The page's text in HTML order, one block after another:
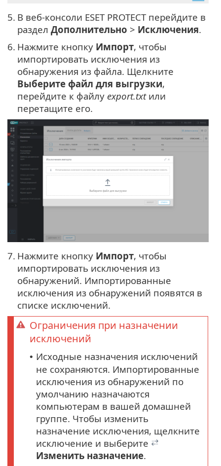
5. В веб-консоли ESET PROTECT перейдите в
раздел Дополнительно > Исключения.
6. Нажмите кнопку Импорт, чтобы
импортировать исключения из
обнаружения из файла. Щелкните
Выберите файл для выгрузки,
перейдите к файлу export.txtили
перетащите его.
7. Нажмите кнопку Импорт, чтобы
импортировать исключения из
обнаружений. Импортированные
исключения из обнаружений появятся в
списке исключений.
Ограничения при назначении
исключений
• Исходные назначения исключений
не сохраняются. Импортированные
исключения из обнаружений по
умолчанию назначаются
компьютерам в вашей домашней
группе. Чтобы изменить
назначение исключения, щелкните
исключение и выберите
Изменить назначение.